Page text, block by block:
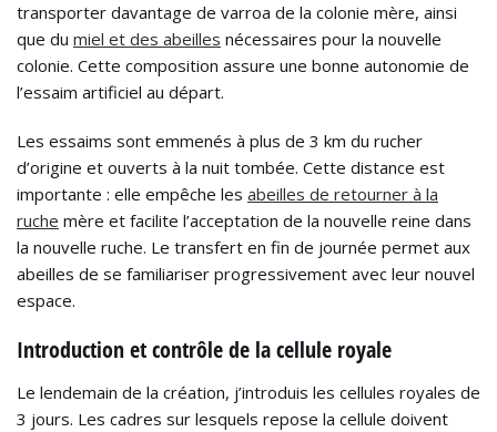
transporter davantage de varroa de la colonie mère, ainsi
que du miel et des abeilles nécessaires pour la nouvelle
colonie. Cette composition assure une bonne autonomie de
l’essaim artificiel au départ.
Les essaims sont emmenés à plus de 3 km du rucher
d’origine et ouverts à la nuit tombée. Cette distance est
importante : elle empêche les abeilles de retourner à la
ruche mère et facilite l’acceptation de la nouvelle reine dans
la nouvelle ruche. Le transfert en fin de journée permet aux
abeilles de se familiariser progressivement avec leur nouvel
espace.
Introduction et contrôle de la cellule royale
Le lendemain de la création, j’introduis les cellules royales de
3 jours. Les cadres sur lesquels repose la cellule doivent